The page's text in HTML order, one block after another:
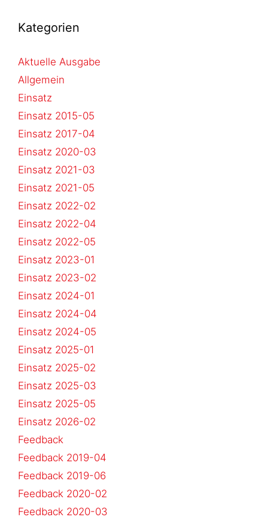
Kategorien
Aktuelle Ausgabe
Allgemein
Einsatz
Einsatz 2015-05
Einsatz 2017-04
Einsatz 2020-03
Einsatz 2021-03
Einsatz 2021-05
Einsatz 2022-02
Einsatz 2022-04
Einsatz 2022-05
Einsatz 2023-01
Einsatz 2023-02
Einsatz 2024-01
Einsatz 2024-04
Einsatz 2024-05
Einsatz 2025-01
Einsatz 2025-02
Einsatz 2025-03
Einsatz 2025-05
Einsatz 2026-02
Feedback
Feedback 2019-04
Feedback 2019-06
Feedback 2020-02
Feedback 2020-03